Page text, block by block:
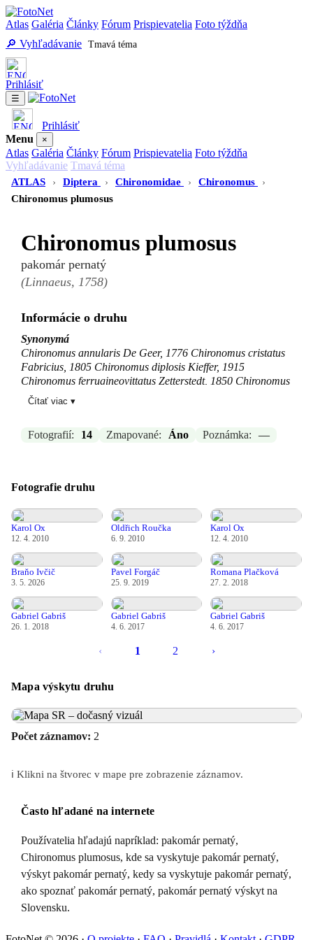
Atlas Galéria Články Fórum Prispievatelia Foto týždňa
🔎 Vyhľadávanie Tmavá téma
Prihlásiť
☰
Prihlásiť
Menu
×
Atlas Galéria Články Fórum Prispievatelia Foto týždňa
Vyhľadávanie Tmavá téma
ATLAS
› Diptera › Chironomidae › Chironomus
›
Chironomus plumosus
Chironomus plumosus
pakomár pernatý
(Linnaeus, 1758)
Informácie o druhu
Synonymá
Chironomus annularis De Geer, 1776 Chironomus cristatus
Fabricius, 1805 Chironomus diplosis Kieffer, 1915
Chironomus ferrugineovittatus Zetterstedt, 1850 Chironomus
fluminalis Kieffer, 1915 Chironomus grandis Meigen, 1818
annularis De Geer, 1776 Tipula plumosa Linnaeus, 1758
Aktualizované: Braňo Ivčič, 03.05.2026 10:57
Čítať viac ▾
Fotografií: 14 Zmapované: Áno Poznámka: —
Fotografie druhu
Karol Ox
12. 4. 2010
Oldřich Roučka
6. 9. 2010
Karol Ox
12. 4. 2010
Braňo Ivčič
3. 5. 2026
Pavel Forgáč
25. 9. 2019
Romana Plačková
27. 2. 2018
Gabriel Gabriš
26. 1. 2018
Gabriel Gabriš
4. 6. 2017
Gabriel Gabriš
4. 6. 2017
‹ 1 2 ›
Mapa výskytu druhu
Počet záznamov: 2
ℹ️ Klikni na štvorec v mape pre zobrazenie záznamov.
Často hľadané na internete
Používatelia hľadajú napríklad: pakomár pernatý,
Chironomus plumosus, kde sa vyskytuje pakomár pernatý,
výskyt pakomár pernatý, kedy sa vyskytuje pakomár pernatý,
ako spoznať pakomár pernatý, pakomár pernatý výskyt na
Slovensku.